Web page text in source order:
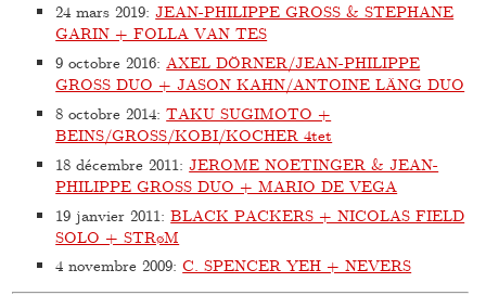
24 mars 2019:JEAN-PHILIPPE GROSS & STEPHANE
GARIN + FOLLA VAN TES
9 octobre 2016:AXEL DÖRNER/JEAN-PHILIPPE
GROSS DUO + JASON KAHN/ANTOINE LÄNG DUO
8 octobre 2014:TAKU SUGIMOTO +
BEINS/GROSS/KOBI/KOCHER 4tet
18 décembre 2011:JEROME NOETINGER & JEAN-
PHILIPPE GROSS DUO + MARIO DE VEGA
19 janvier 2011:BLACK PACKERS + NICOLAS FIELD
SOLO + STRøM
4 novembre 2009:C. SPENCER YEH + NEVERS